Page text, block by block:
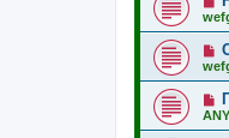
ANY